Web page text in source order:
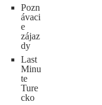
Pozn
ávaci
e
zájaz
dy
Last
Minu
te
Ture
cko